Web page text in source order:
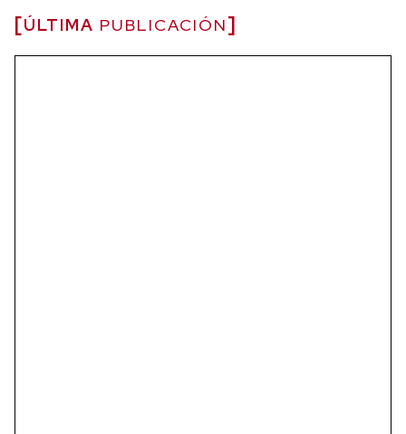
ÚLTIMA PUBLICACIÓN